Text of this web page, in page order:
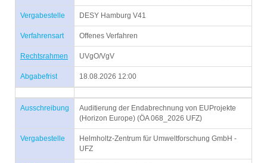
Vergabestelle DESY Hamburg V41
Verfahrensart Offenes Verfahren
Rechtsrahmen UVgO/VgV
Abgabefrist 18.08.2026 12:00
Ausschreibung
Auditierung der Endabrechnung von EUProjekte
(Horizon Europe) (ÖA 068_2026 UFZ)
Vergabestelle
Helmholtz-Zentrum für Umweltforschung GmbH -
UFZ